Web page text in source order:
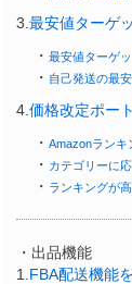
3. 最安値ターゲ
・ 最安値ターゲ
・ 自己発送の最
4. 価格改定ポー
・ Amazonランキ
・ カテゴリーに
・ ランキングが
・出品機能
1. FBA配送機能